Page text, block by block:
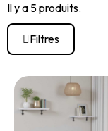
Il y a 5 produits.
Filtres